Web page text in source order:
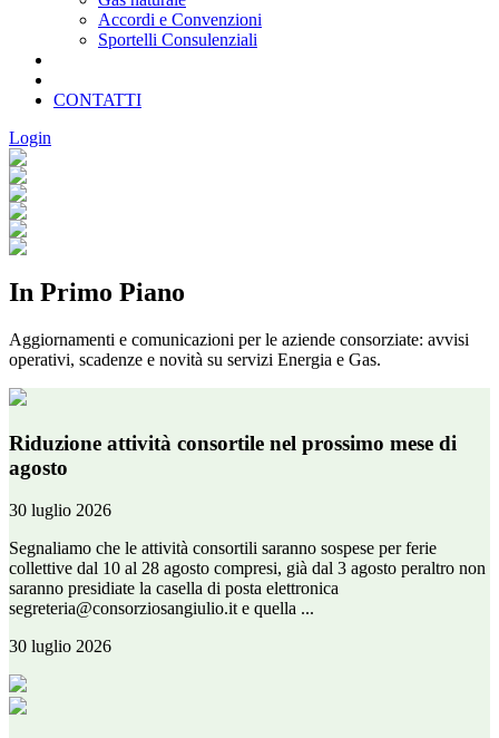
Accordi e Convenzioni
Sportelli Consulenziali
CONTATTI
Login
In Primo Piano
Aggiornamenti e comunicazioni per le aziende consorziate: avvisi
operativi, scadenze e novità su servizi Energia e Gas.
Riduzione attività consortile nel prossimo mese di
agosto
30 luglio 2026
Segnaliamo che le attività consortili saranno sospese per ferie
collettive dal 10 al 28 agosto compresi, già dal 3 agosto peraltro non
saranno presidiate la casella di posta elettronica
segreteria@consorziosangiulio.it e quella ...
30 luglio 2026